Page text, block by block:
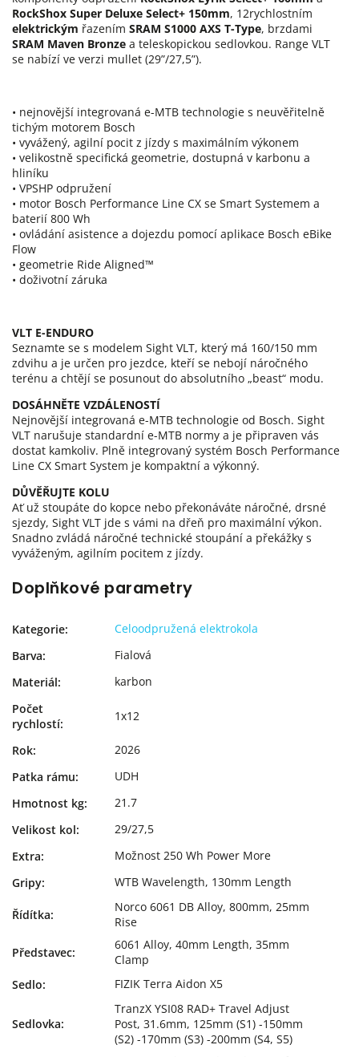
RockShox Super Deluxe Select+ 150mm, 12rychlostním
elektrickým řazením SRAM S1000 AXS T-Type, brzdami
SRAM Maven Bronze a teleskopickou sedlovkou. Range VLT
se nabízí ve verzi mullet (29”/27,5”).
• nejnovější integrovaná e-MTB technologie s neuvěřitelně
tichým motorem Bosch
• vyvážený, agilní pocit z jízdy s maximálním výkonem
• velikostně specifická geometrie, dostupná v karbonu a
hliníku
• VPSHP odpružení
• motor Bosch Performance Line CX se Smart Systemem a
baterií 800 Wh
• ovládání asistence a dojezdu pomocí aplikace Bosch eBike
Flow
• geometrie Ride Aligned™
• doživotní záruka
VLT E-ENDURO
Seznamte se s modelem Sight VLT, který má 160/150 mm
zdvihu a je určen pro jezdce, kteří se nebojí náročného
terénu a chtějí se posunout do absolutního „beast“ modu.
DOSÁHNĚTE VZDÁLENOSTÍ
Nejnovější integrovaná e-MTB technologie od Bosch. Sight
VLT narušuje standardní e-MTB normy a je připraven vás
dostat kamkoliv. Plně integrovaný systém Bosch Performance
Line CX Smart System je kompaktní a výkonný.
DŮVĚŘUJTE KOLU
Ať už stoupáte do kopce nebo překonáváte náročné, drsné
sjezdy, Sight VLT jde s vámi na dřeň pro maximální výkon.
Snadno zvládá náročné technické stoupání a překážky s
vyváženým, agilním pocitem z jízdy.
Doplňkové parametry
Kategorie:
Celoodpružená elektrokola
Barva:
Fialová
Materiál:
karbon
Počet
rychlostí:
1x12
Rok:
2026
Patka rámu:
UDH
Hmotnost kg:
21.7
Velikost kol:
29/27,5
Extra:
Možnost 250 Wh Power More
Gripy: WTB Wavelength, 130mm Length
Řídítka:
Norco 6061 DB Alloy, 800mm, 25mm
Rise
Představec:
6061 Alloy, 40mm Length, 35mm
Clamp
Sedlo: FIZIK Terra Aidon X5
Sedlovka:
TranzX YSI08 RAD+ Travel Adjust
Post, 31.6mm, 125mm (S1) -150mm
(S2) -170mm (S3) -200mm (S4, S5)